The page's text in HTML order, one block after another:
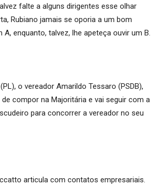
falte a alguns dirigentes esse olhar
Rubiano jamais se oporia a um bom
enquanto, talvez, lhe apeteça ouvir um B.
o vereador Amarildo Tessaro (PSDB),
compor na Majoritária e vai seguir com a
para concorrer a vereador no seu
articula com contatos empresariais.